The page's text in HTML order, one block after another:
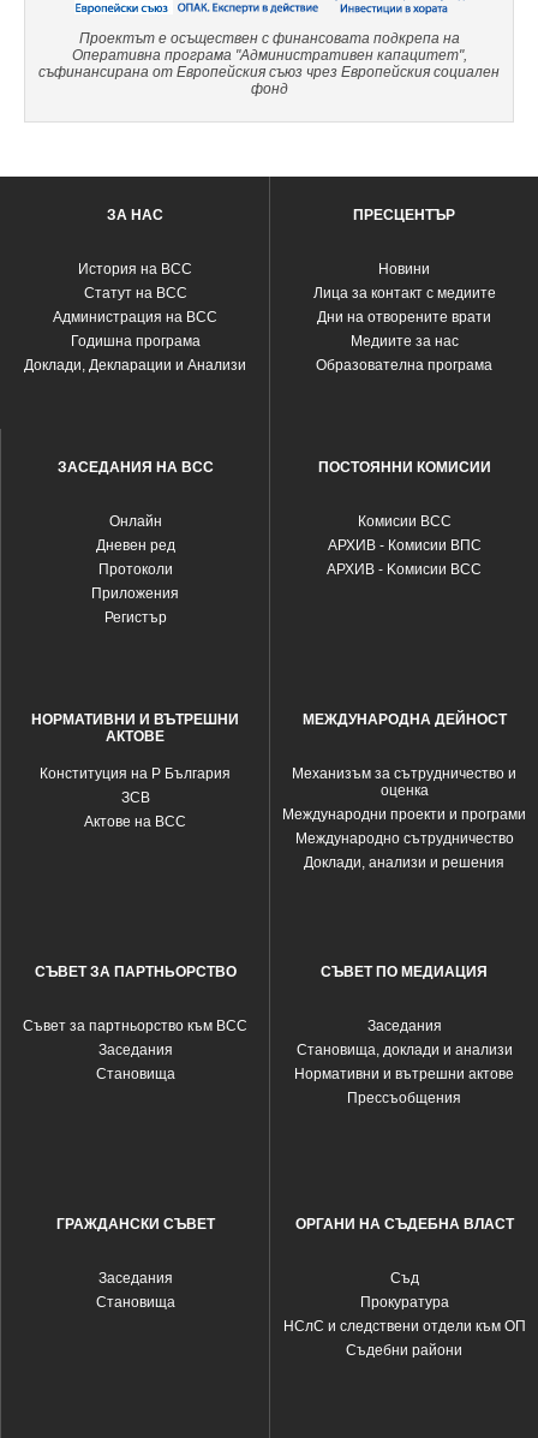
Проектът е осъществен с финансовата подкрепа на
Оперативна програма "Административен капацитет",
съфинансирана от Европейския съюз чрез Европейския социален
фонд
ЗА НАС
История на ВСС
Статут на ВСС
Администрация на ВСС
Годишна програма
Доклади, Декларации и Анализи
ПРЕСЦЕНТЪР
Новини
Лица за контакт с медиите
Дни на отворените врати
Медиите за нас
Образователна програма
ЗАСЕДАНИЯ НА ВСС
Oнлайн
Дневен ред
Протоколи
Приложения
Регистър
ПОСТОЯННИ КОМИСИИ
Комисии ВСС
АРХИВ - Комисии ВПС
АРХИВ - Kомисии ВСС
НОРМАТИВНИ И ВЪТРЕШНИ
АКТОВЕ
Конституция на Р България
ЗСВ
Актове на ВСС
МЕЖДУНАРОДНА ДЕЙНОСТ
Механизъм за сътрудничество и
оценка
Международни проекти и програми
Международно сътрудничество
Доклади, анализи и решения
СЪВЕТ ЗА ПАРТНЬОРСТВО
Съвет за партньорство към ВСС
Заседания
Становища
СЪВЕТ ПО МЕДИАЦИЯ
Заседания
Становища, доклади и анализи
Нормативни и вътрешни актове
Прессъобщения
ГРАЖДАНСКИ СЪВЕТ
Заседания
Становища
ОРГАНИ НА СЪДЕБНА ВЛАСТ
Съд
Прокуратура
НСлС и следствени отдели към ОП
Съдебни райони